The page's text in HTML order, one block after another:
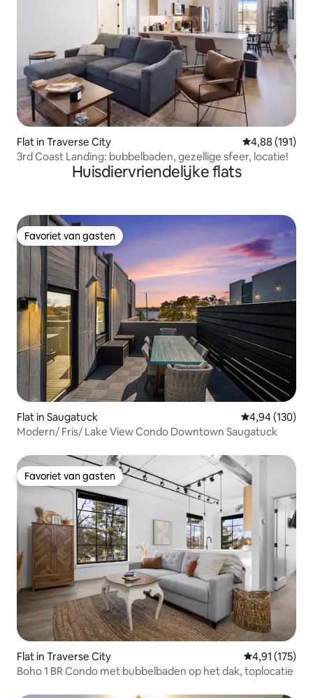
Flat in Traverse City Gemiddelde
4,88 (191)
3rd Coast Landing: bubbelbaden, gezellige sfeer, locatie!
Huisdiervriendelijke flats
Favoriet van gasten
Favoriet van gasten
Flat in Saugatuck Gemiddelde
4,94 (130)
Modern/ Fris/ Lake View Condo Downtown Saugatuck
Favoriet van gasten
Favoriet van gasten
Flat in Traverse City Gemiddelde
4,91 (175)
Boho 1 BR Condo met bubbelbaden op het dak, toplocatie